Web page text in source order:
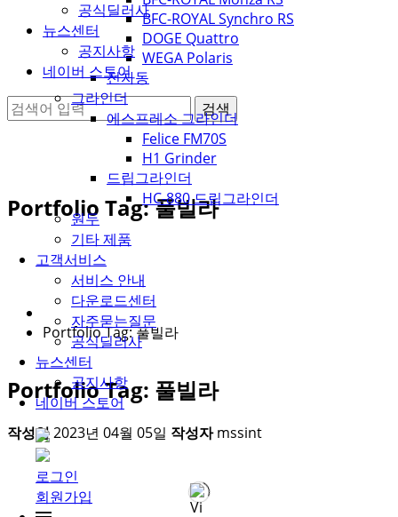
BFC-ROYAL Synchro RS
DOGE Quattro
WEGA Polaris
전자동
그라인더
에스프레소 그라인더
Felice FM70S
H1 Grinder
드립그라인더
HC-880 드립그라인더
원두
기타 제품
고객서비스
서비스 안내
다운로드센터
자주묻는질문
공식딜러사
뉴스센터
공지사항
네이버 스토어
로그인
회원가입
공식딜러사
뉴스센터
공지사항
네이버 스토어
Portfolio Tag: 풀빌라
Portfolio Tag: 풀빌라
Portfolio Tag: 풀빌라
작성일2023년 04월 05일 작성자mssint